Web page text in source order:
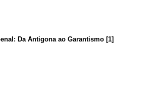
Da Antigona ao Garantismo [1]